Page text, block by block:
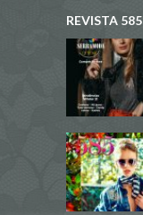
REVISTA 585